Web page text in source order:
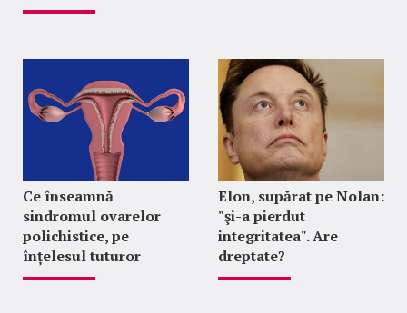
Ce înseamnă
sindromul ovarelor
polichistice, pe
înțelesul tuturor
Elon, supărat pe Nolan:
"şi-a pierdut
integritatea". Are
dreptate?